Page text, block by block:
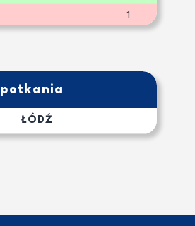
1
ŁÓDŹ